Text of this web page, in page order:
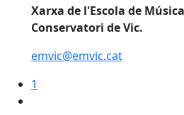
Xarxa de l'Escola de
Conservatori de Vic.
emvic@emvic.cat
1